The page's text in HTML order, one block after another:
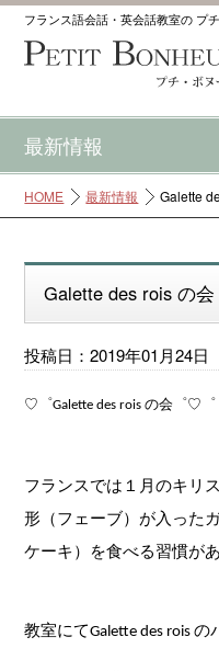
フランス語会話・英会話教室の プ
最新情報
HOME 最新情報 Galette
Galette des rois の会
投稿日：2019年01月24日
♡゜Galette des rois の会゜♡゜
フランスでは１月のキリ
形（フェーブ）が入った
ケーキ）を食べる習慣が
教室にてGalette des rois